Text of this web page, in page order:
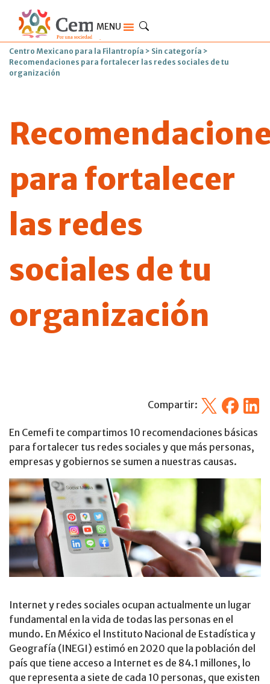
MENU
Centro Mexicano para la Filantropía > Sin categoría >
Recomendaciones para fortalecer las redes sociales de tu
organización
para fortalecer
las redes
sociales de tu
organización
Compartir: X Facebook
En Cemefi te compartimos 10 recomendaciones básicas
para fortalecer tus redes sociales y que más personas,
empresas y gobiernos se sumen a nuestras causas.
Internet y redes sociales ocupan actualmente un lugar
fundamental en la vida de todas las personas en el
mundo. En México el Instituto Nacional de Estadística y
Geografía (INEGI) estimó en 2020 que la población del
país que tiene acceso a Internet es de 84.1 millones, lo
que representa a siete de cada 10 personas, que existen